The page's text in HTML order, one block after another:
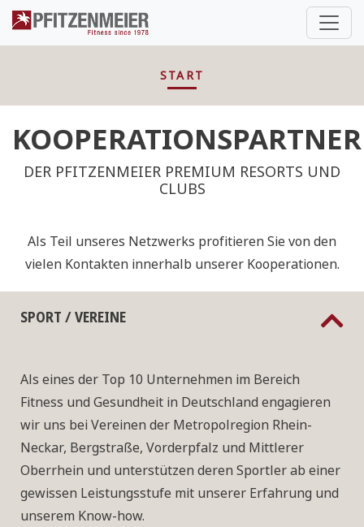
Pfitzenmeier
START
KOOPERATIONSPARTNER
DER PFITZENMEIER PREMIUM RESORTS UND
CLUBS
Als Teil unseres Netzwerks profitieren Sie von den
vielen Kontakten innerhalb unserer Kooperationen.
SPORT / VEREINE
Als eines der Top 10 Unternehmen im Bereich
Fitness und Gesundheit in Deutschland engagieren
wir uns bei Vereinen der Metropolregion Rhein-
Neckar, Bergstraße, Vorderpfalz und Mittlerer
Oberrhein und unterstützen deren Sportler ab einer
gewissen Leistungsstufe mit unserer Erfahrung und
unserem Know-how.